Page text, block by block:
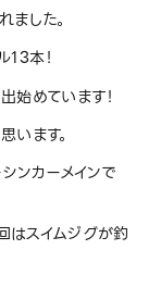
した。
13本！
始めています！
います。
ンカーメインで
はスイムジグが釣